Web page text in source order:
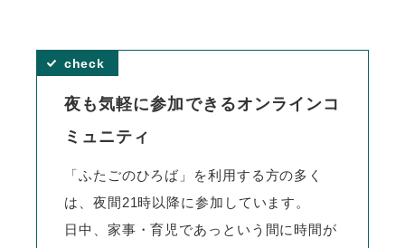
夜も気軽に参加できるオンラインコ
ミュニティ
「ふたごのひろば」を利用する方の多く
は、夜間21時以降に参加しています。
日中、家事・育児であっという間に時間が